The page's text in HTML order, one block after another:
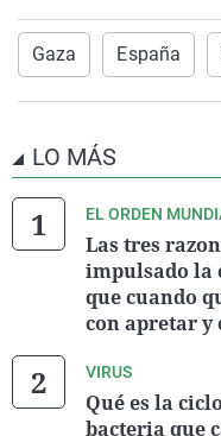
Gaza España
LO MÁS
EL ORDEN
Las tres
impulsado la
que cuando
con apretar y
VIRUS
Qué es la
bacteria que